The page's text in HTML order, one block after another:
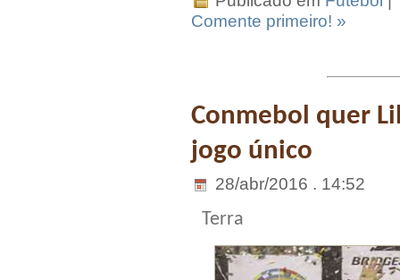
Comente primeiro! »
Conmebol quer
jogo único
28/abr/2016 . 14:52
Terra